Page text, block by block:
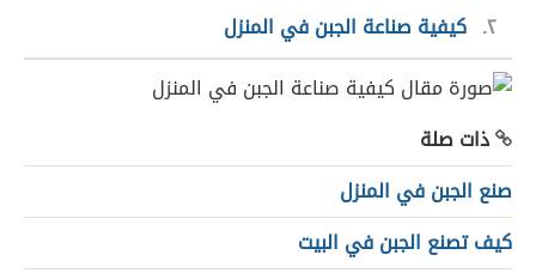
٢ كيفية صناعة الجبن في المنزل
ذات صلة
صنع الجبن في المنزل
كيف تصنع الجبن في البيت